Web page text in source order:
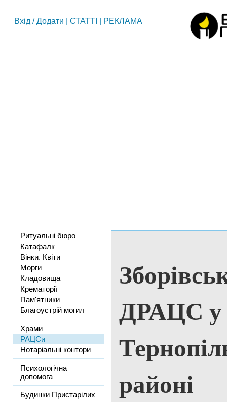
Вхід /Додати СТАТТІ РЕКЛАМА
Ритуальні бюро
Катафалк
Вінки. Квіти
Морги
Кладовища
Крематорії
Пам'ятники
Благоустрій могил
Храми
РАЦСи
Нотаріальні контори
Психологічна
допомога
Будинки Пристарілих
ДРАЦС у
районі